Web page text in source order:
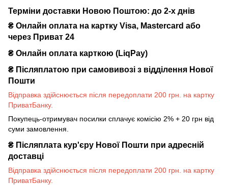
Терміни доставки Новою Поштою: до 2-х днів
₴ Онлайн оплата на картку Visa, Mastercard або
через Приват 24
₴ Онлайн оплата карткою (LiqPay)
₴ Післяплатою при самовивозі з відділення Нової
Пошти
Відправка здійснюється після передоплати 200 грн. на картку
ПриватБанку.
Покупець-отримувач посилки сплачує комісію 2% + 20 грн від
суми замовлення.
₴ Післяплата кур'єру Нової Пошти при адресній
доставці
Відправка здійснюється після передоплати 200 грн. на картку
ПриватБанку.